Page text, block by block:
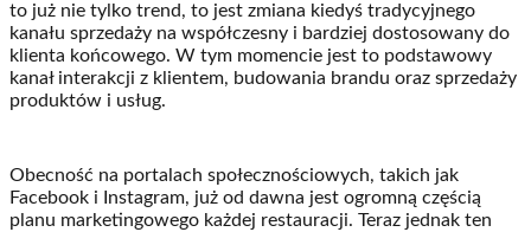
to już nie tylko trend, to jest zmiana kiedyś tradycyjnego
kanału sprzedaży na współczesny i bardziej dostosowany do
klienta końcowego. W tym momencie jest to podstawowy
kanał interakcji z klientem, budowania brandu oraz sprzedaży
produktów i usług.
Obecność na portalach społecznościowych, takich jak
Facebook i Instagram, już od dawna jest ogromną częścią
planu marketingowego każdej restauracji. Teraz jednak ten